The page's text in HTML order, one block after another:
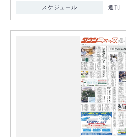
スケジュール 週刊